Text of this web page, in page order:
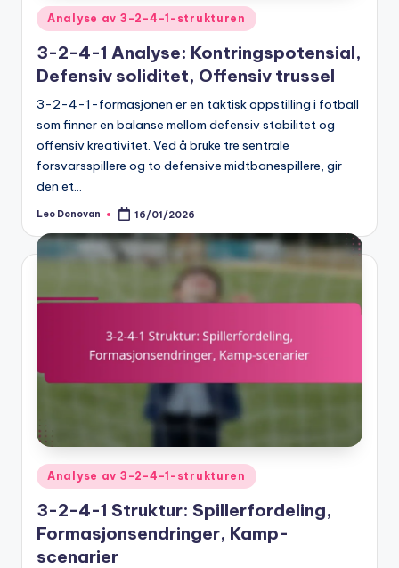
Posted
in
Analyse av 3-2-4-1-strukturen
3-2-4-1 Analyse: Kontringspotensial,
Defensiv soliditet, Offensiv trussel
3-2-4-1-formasjonen er en taktisk oppstilling i fotball
som finner en balanse mellom defensiv stabilitet og
offensiv kreativitet. Ved å bruke tre sentrale
forsvarsspillere og to defensive midtbanespillere, gir
den et…
Posted
Leo Donovan 16/01/2026
Posted
in
Analyse av 3-2-4-1-strukturen
3-2-4-1 Struktur: Spillerfordeling,
Formasjonsendringer, Kamp-
scenarier